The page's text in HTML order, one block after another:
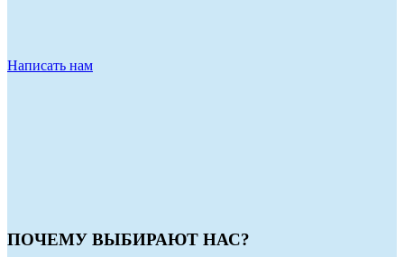
Написать нам
ПОЧЕМУ ВЫБИРАЮТ НАС?